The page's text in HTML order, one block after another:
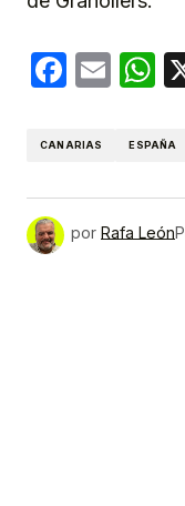
CANARIAS ESPAÑA
por Rafa León